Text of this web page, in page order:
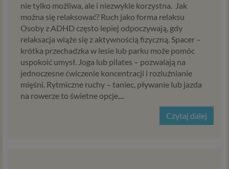
nie tylko możliwa, ale i niezwykle korzystna. Jak
można się relaksować? Ruch jako forma relaksu
Osoby z ADHD często lepiej odpoczywają, gdy
relaksacja wiąże się z aktywnością fizyczną. Spacer –
krótka przechadzka w lesie lub parku może pomóc
uspokoić umysł. Joga lub pilates – pozwalają na
jednoczesne ćwiczenie koncentracji i rozluźnianie
mięśni. Rytmiczne ruchy – taniec, pływanie lub jazda
na rowerze to świetne opcje,...
Czytaj dalej